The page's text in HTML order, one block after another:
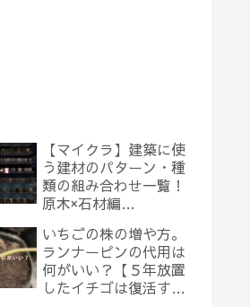
【マイクラ】建築に使
う建材のパターン・種
類の組み合わせ一覧！
原木×石材編
いちごの株の増や方。
ランナーピンの代用は
何がいい？【５年放置
したイチゴは復活する